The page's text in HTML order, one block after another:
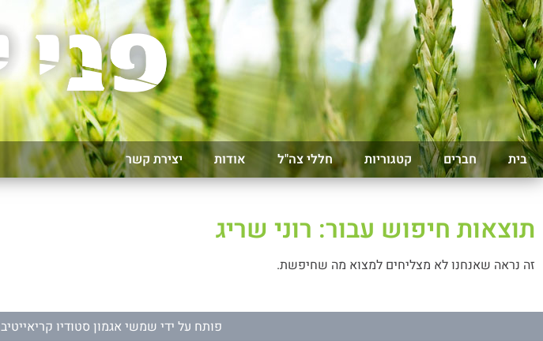
בית חברים קטגוריות חללי צה"ל אודות יצירת קשר
תוצאות חיפוש עבור: רוני שריג
זה נראה שאנחנו לא מצליחים למצוא מה שחיפשת.
פותח על ידי שמשי אגמון סטודיו קריאייטיב